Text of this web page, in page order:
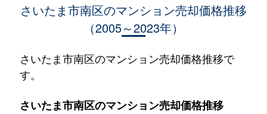
3,000万円 武蔵浦和
内谷
3,600万円 武蔵浦和 徒歩20分
内谷
さいたま市南区のマンション売却価格推移
（2005～2023年）
さいたま市南区のマンション売却価格推移で
す。
さいたま市南区のマンション売却価格推移